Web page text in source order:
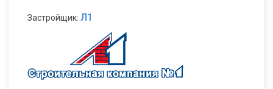
Застройщик: Л1